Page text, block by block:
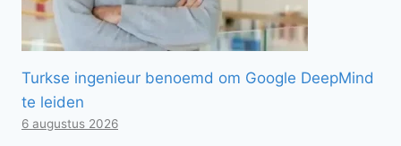
Turkse ingenieur benoemd om Google DeepMind
te leiden
6 augustus 2026